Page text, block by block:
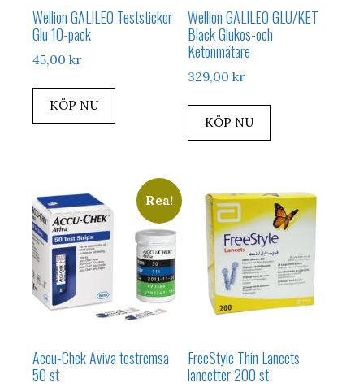
Wellion GALILEO Teststickor
Glu 10-pack
45,00 kr
KÖP NU
Wellion GALILEO GLU/KET
Black Glukos-och
Ketonmätare
329,00kr
KÖP NU
Rea!
Accu-Chek Aviva testremsa
50 st
FreeStyle Thin Lancets
lancetter 200 st